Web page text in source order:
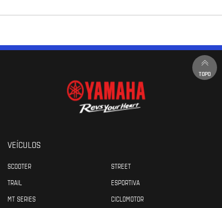
TOPO
VEÍCULOS
SCOOTER
STREET
TRAIL
ESPORTIVA
MT SERIES
CICLOMOTOR